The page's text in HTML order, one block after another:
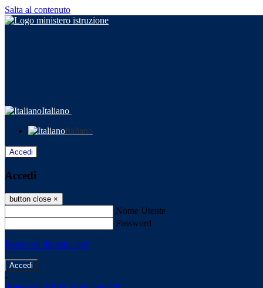
Salta al contenuto
Italiano
Italiano
Accedi
Accedi
button close ×
Nome Utente
Password
Password dimenticata?
-